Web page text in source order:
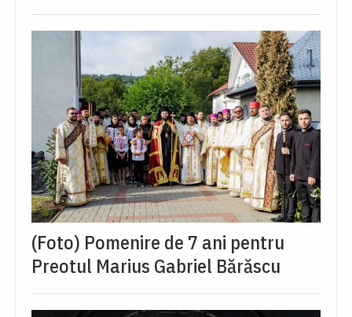
(Foto) Pomenire de 7 ani pentru
Preotul Marius Gabriel Bărăscu